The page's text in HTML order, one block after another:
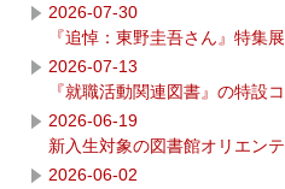
2026-07-30
『追悼：東野圭吾さん』特集
2026-07-13
『就職活動関連図書』の特設
2026-06-19
新入生対象の図書館オリエン
2026-06-02